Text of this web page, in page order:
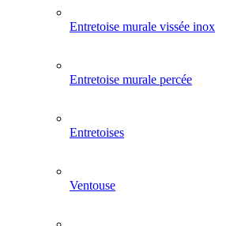
Entretoise murale vissée inox
Entretoise murale percée
Entretoises
Ventouse